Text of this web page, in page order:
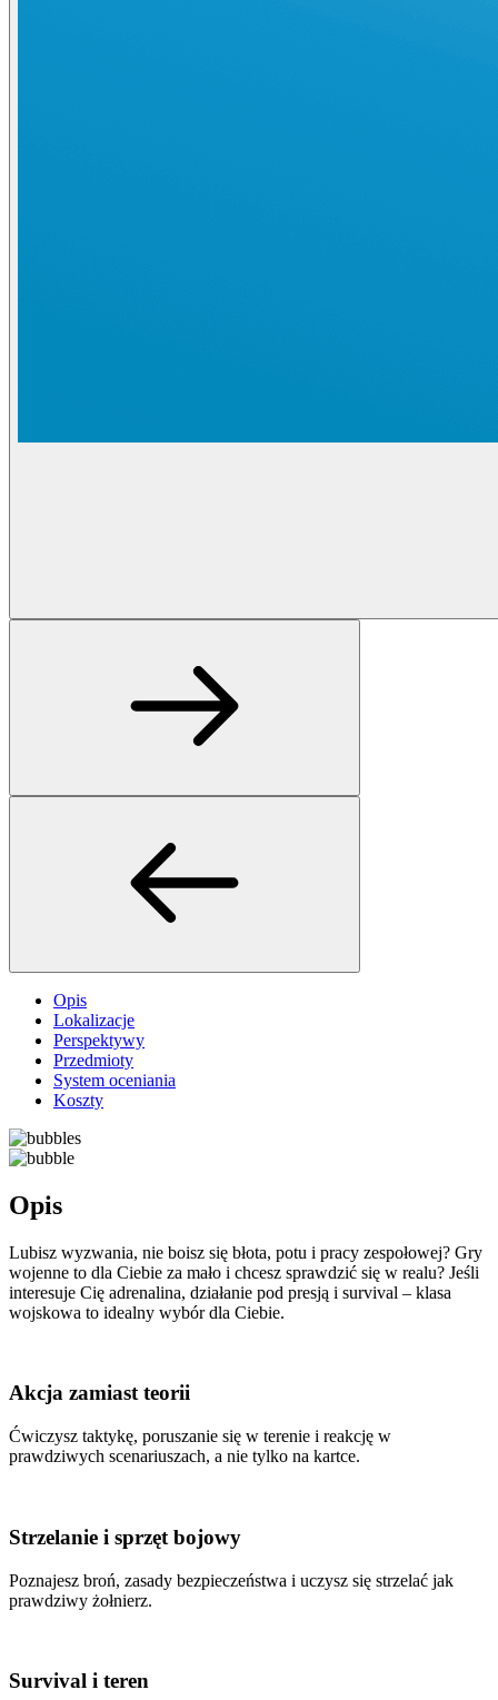
Opis
Lokalizacje
Perspektywy
Przedmioty
System oceniania
Koszty
Opis
Lubisz wyzwania, nie boisz się błota, potu i pracy zespołowej? Gry
wojenne to dla Ciebie za mało i chcesz sprawdzić się w realu? Jeśli
interesuje Cię adrenalina, działanie pod presją i survival – klasa
wojskowa to idealny wybór dla Ciebie.
Akcja zamiast teorii
Ćwiczysz taktykę, poruszanie się w terenie i reakcję w
prawdziwych scenariuszach, a nie tylko na kartce.
Strzelanie i sprzęt bojowy
Poznajesz broń, zasady bezpieczeństwa i uczysz się strzelać jak
prawdziwy żołnierz.
Survival i teren